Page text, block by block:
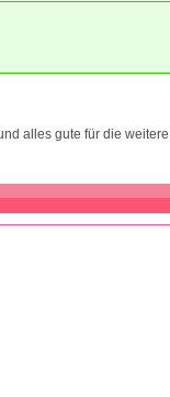
alles gute für die